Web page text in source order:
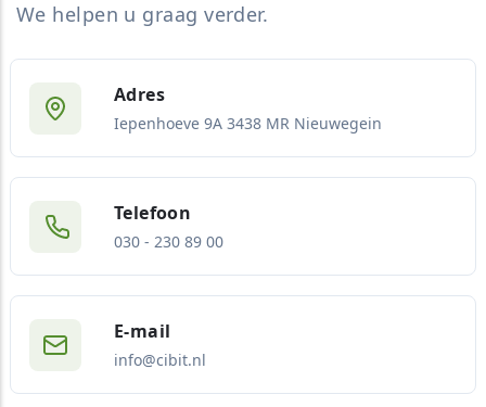
We helpen u graag verder.
Adres
Iepenhoeve 9A 3438 MR Nieuwegein
Telefoon
030 - 230 89 00
E-mail
info@cibit.nl